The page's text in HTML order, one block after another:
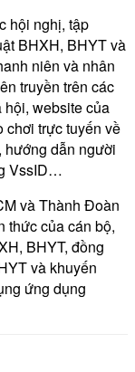
hội nghị, tập
BHXH, BHYT và
niên và nhân
truyền trên các
hội, website của
chơi trực tuyến về
hướng dẫn người
VssID…
và Thành Đoàn
thức của cán bộ,
BHYT, đồng
và khuyến
ứng dụng